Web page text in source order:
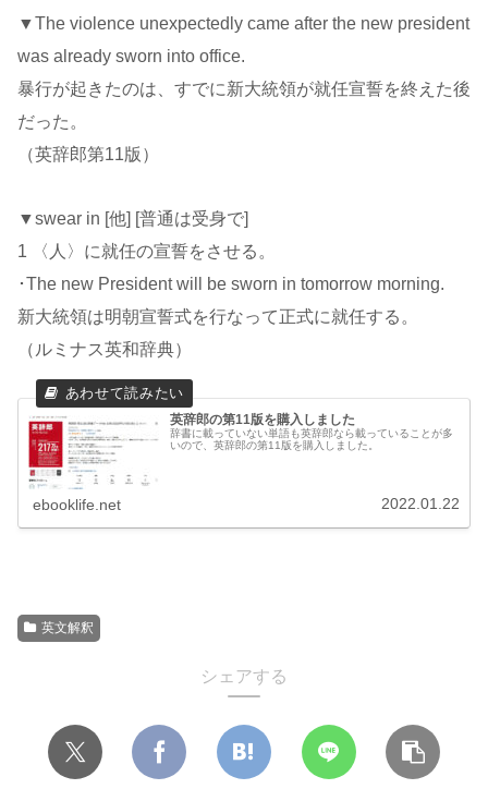
▼The violence unexpectedly came after the new president
was already sworn into office.
暴行が起きたのは、すでに新大統領が就任宣誓を終えた後
だった。
（英辞郎第11版）
▼swear in [他] [普通は受身で]
1 〈人〉に就任の宣誓をさせる。
･The new President will be sworn in tomorrow morning.
新大統領は明朝宣誓式を行なって正式に就任する。
（ルミナス英和辞典）
英辞郎の第11版を購入しました
辞書に載っていない単語も英辞郎なら載っていることが多
いので、英辞郎の第11版を購入しました。
ebooklife.net 2022.01.22
英文解釈
シェアする